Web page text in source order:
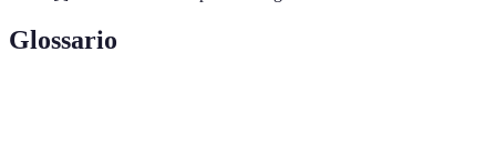
Glossario